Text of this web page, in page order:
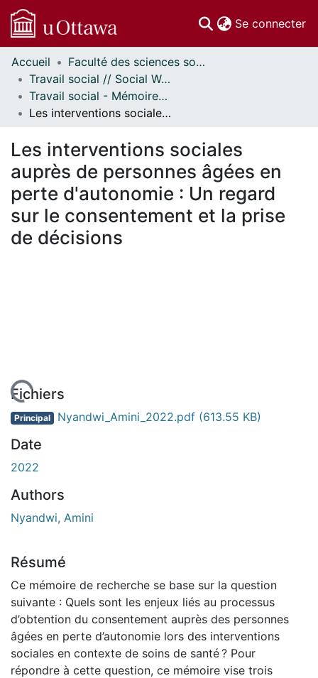
Se connecter
Communautés
et collections
Parcourir
Statistiques
À propos
Accueil
Faculté des sciences sociales // Faculty of Social Sciences
Travail social // Social Work
Travail social - Mémoires // Social Work - Research Papers
Les interventions sociales auprès de personnes âgées en perte d'autonomie : Un regard sur le consentement et la prise de décisions
Les interventions sociales
auprès de personnes âgées en
perte d'autonomie : Un regard
sur le consentement et la prise
de décisions
Fichiers
Principal Nyandwi_Amini_2022.pdf (613.55 KB)
Date
2022
Authors
Nyandwi, Amini
Résumé
Ce mémoire de recherche se base sur la question
suivante : Quels sont les enjeux liés au processus
d’obtention du consentement auprès des personnes
âgées en perte d’autonomie lors des interventions
sociales en contexte de soins de santé ? Pour
répondre à cette question, ce mémoire vise trois